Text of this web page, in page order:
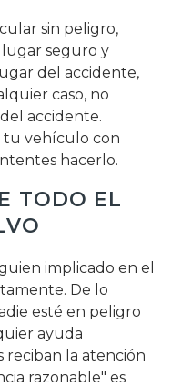
sin peligro,
seguro y
del accidente,
caso, no
accidente.
tu vehículo con
hacerlo.
TODO EL
implicado en el
De lo
esté en peligro
ayuda
reciban la atención
razonable" es